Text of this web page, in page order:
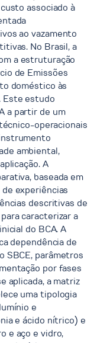
associado à
ao vazamento
No Brasil, a
a estruturação
de Emissões
doméstico às
Este estudo
a partir de um
operacionais
ambiental,
A
baseada em
experiências
descritivas de
caracterizar a
do BCA. A
dependência de
SBCE, parâmetros
por fases
aplicada, a matriz
uma tipologia
e
e ácido nítrico) e
e aço e vidro,